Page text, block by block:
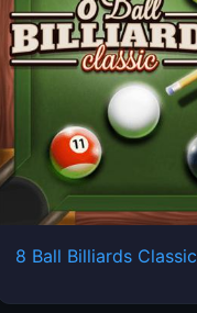
8 Ball Billiards Classic